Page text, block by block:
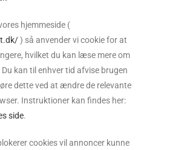
hjemmeside (
) så anvender vi cookie for at
hvilket du kan læse mere om
Du kan til enhver tid afvise brugen
dette ved at ændre de relevante
Instruktioner kan findes her:
side.
cookies vil annoncer kunne